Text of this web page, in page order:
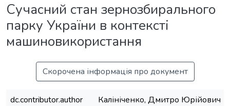
Сучасний стан зернозбирального
парку України в контексті
машиновикористання
Скорочена інформація про документ
dc.contributor.author
Калініченко, Дмитро Юрійович